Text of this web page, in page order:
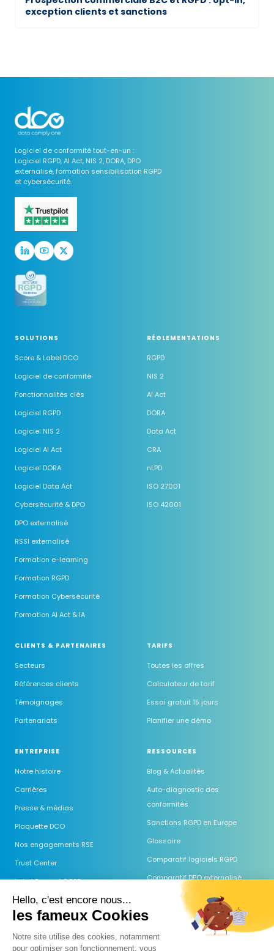
Hello, c'est encore nous...
les fameux Cookies
Notre site utilise des cookies, notamment
pour optimiser son fonctionnement, vous
exception clients et sanctions
Logiciel de conformité tout-en-un :
Logiciel RGPD, AI Act, NIS 2, DORA, DPO
externalisé, formation sensibilisation RGPD
et cybersécurité.
SOLUTIONS
Score & Label DCO
Logiciel de conformité
Fonctionnalités clés
Logiciel RGPD
Logiciel NIS 2
Logiciel AI Act
Logiciel DORA
Logiciel Data Act
Cybersécurité & DPO
DPO externalisé
RSSI externalisé
Formation e-learning
Formation RGPD
Formation Cybersécurité
Formation AI Act & IA
RÉGLEMENTATIONS
RGPD
NIS 2
AI Act
DORA
Data Act
CRA
nLPD
ISO 27001
ISO 42001
CLIENTS & PARTENAIRES
Secteurs
Références clients
Témoignages
Partenariats
TARIFS
Toutes les offres
Calculateur de tarif
Essai gratuit 15 jours
Planifier une démo
ENTREPRISE
Notre histoire
Carrières
Presse & médias
Plaquette DCO
Nos engagements RSE
Trust Center
Label Engagé RGPD
RESSOURCES
Blog & Actualités
Auto-diagnostic des
conformités
Sanctions RGPD en Europe
Glossaire
Comparatif logiciels RGPD
Comparatif DPO externalisé
Guides & Modèles
Webinaires
Centre d'aide